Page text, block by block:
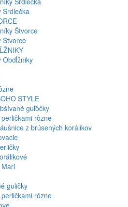
Srdiečka
Štvorce
Štvorce
Obdĺžniky
STYLE
guľôčky
rôzne
z brúsených korálikov
guličky
rôzne